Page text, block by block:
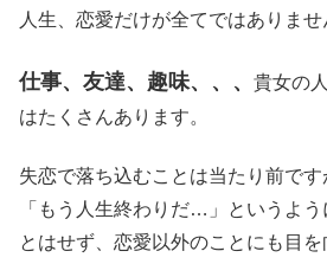
人生、恋愛だけが全てではありませ
仕事、友達、趣味、、、 貴女の
はたくさんあります。
失恋で落ち込むことは当たり前で
「もう人生終わりだ…」というよ
とはせず、恋愛以外のことにも目